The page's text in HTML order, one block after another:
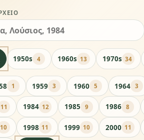
1950s 4 1960s 13 1970s 34
1 1959 3 1960 5 1964 3
11 1984 12 1985 9 1986 8
10 1998 11 1999 10 2000 11